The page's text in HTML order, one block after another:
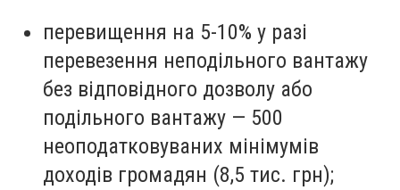
перевищення на 5-10% у разі
перевезення неподільного вантажу
без відповідного дозволу або
подільного вантажу — 500
неоподатковуваних мінімумів
доходів громадян (8,5 тис. грн);